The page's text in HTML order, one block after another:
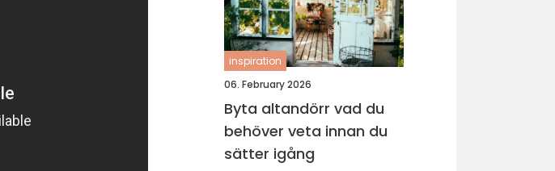
inspiration
06. February 2026
Byta altandörr vad du
behöver veta innan du
sätter igång